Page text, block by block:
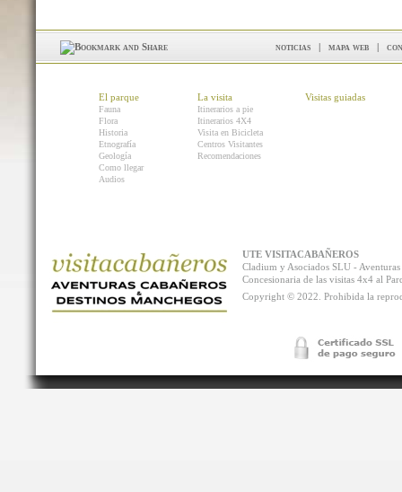
noticias | mapa web |
El parque
Fauna
Flora
Historia
Etnografía
Geología
Como llegar
Audios
La visita
Itinerarios a pie
Itinerarios 4X4
Visita en Bicicleta
Centros Visitantes
Recomendaciones
Visitas guiadas
UTE VISITACABAÑEROS
Cladium y Asociados SLU -
Concesionaria de las visitas 4x4 al
Copyright © 2022. Prohibida la